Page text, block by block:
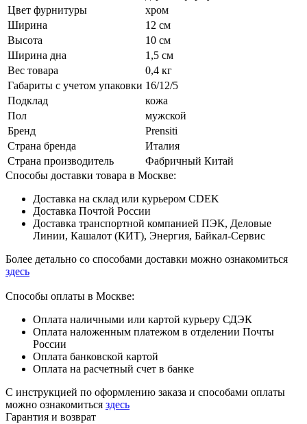
Цвет фурнитуры
хром
Ширина
12 см
Высота
10 см
Ширина дна
1,5 см
Вес товара
0,4 кг
Габариты с учетом упаковки 16/12/5
Подклад
кожа
Пол
мужской
Бренд
Prensiti
Страна бренда
Италия
Страна производитель
Фабричный Китай
Способы доставки товара в Москве:
Доставка на склад или курьером CDEK
Доставка Почтой России
Доставка транспортной компанией ПЭК, Деловые
Линии, Кашалот (КИТ), Энергия, Байкал-Сервис
Более детально со способами доставки можно ознакомиться
здесь
Способы оплаты в Москве:
Оплата наличными или картой курьеру СДЭК
Оплата наложенным платежом в отделении Почты
России
Оплата банковской картой
Оплата на расчетный счет в банке
С инструкцией по оформлению заказа и способами оплаты
можно ознакомиться здесь
Гарантия и возврат